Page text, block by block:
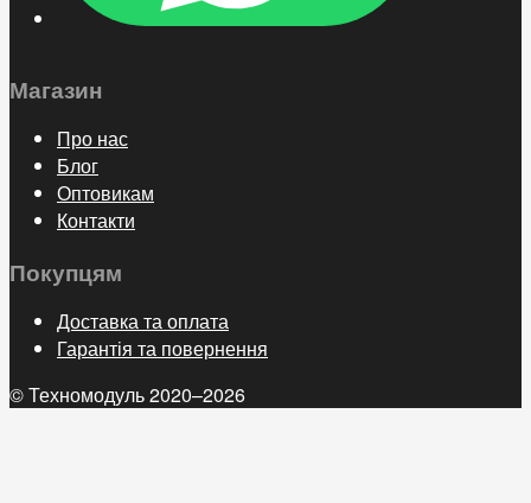
Магазин
Про нас
Блог
Оптовикам
Контакти
Покупцям
Доставка та оплата
Гарантія та повернення
© Техномодуль 2020–2026